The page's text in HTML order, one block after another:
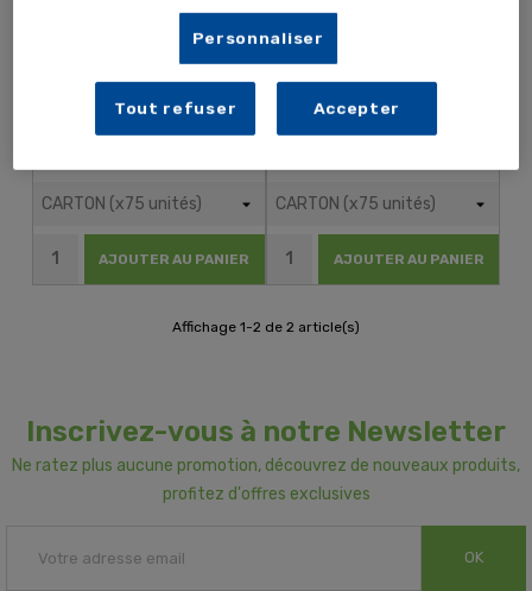
182,70 €
AJOUTER AU PANIER
56,70 € TTC
AJOUTER AU PANIER
Affichage 1-2 de 2 article(s)
Inscrivez-vous à notre Newsletter
Ne ratez plus aucune promotion, découvrez de nouveaux produits,
profitez d'offres exclusives
OK
Personnaliser
Tout refuser Accepter